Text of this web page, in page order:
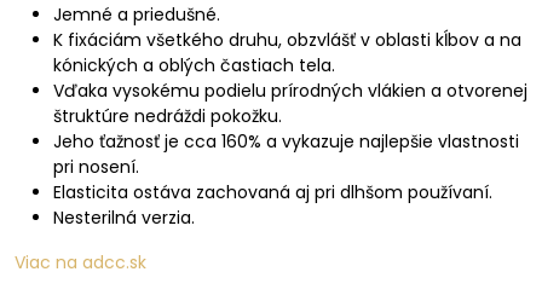
Jemné a priedušné.
K fixáciám všetkého druhu, obzvlášť v oblasti kĺbov a na
kónických a oblých častiach tela.
Vďaka vysokému podielu prírodných vlákien a otvorenej
štruktúre nedráždi pokožku.
Jeho ťažnosť je cca 160% a vykazuje najlepšie vlastnosti
pri nosení.
Elasticita ostáva zachovaná aj pri dlhšom používaní.
Nesterilná verzia.
Viac na adcc.sk